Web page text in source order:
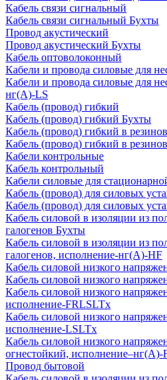
Кабель связи сигнальный
Кабель связи сигнальный Бухты
Провод акустический
Провод акустический Бухты
Кабель оптоволоконный
Кабели и провода силовые для
Кабели и провода силовые для
нг(А)-LS
Кабель (провод) гибкий
Кабель (провод) гибкий Бухты
Кабель (провод) гибкий в
Кабель (провод) гибкий в
Кабели контрольные
Кабель контрольный
Кабели силовые для
Кабель (провод) для силовых
Кабель (провод) для силовых
Кабель силовой в изоляции из
галогенов Бухты
Кабель силовой в изоляции из
галогенов, исполнение-нг(А)-HF
Кабель силовой низкого
Кабель силовой низкого
Кабель силовой низкого
исполнение-FRLSLTx
Кабель силовой низкого
исполнение-LSLTx
Кабель силовой низкого
огнестойкий, исполнение–нг(А)-
Провод бытовой